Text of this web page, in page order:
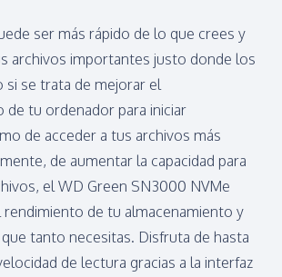
ser más rápido de lo que crees y
archivos importantes justo donde los
si se trata de mejorar el
de tu ordenador para iniciar
de acceder a tus archivos más
de aumentar la capacidad para
el WD Green SN3000 NVMe
rendimiento de tu almacenamiento y
tanto necesitas. Disfruta de hasta
de lectura gracias a la interfaz